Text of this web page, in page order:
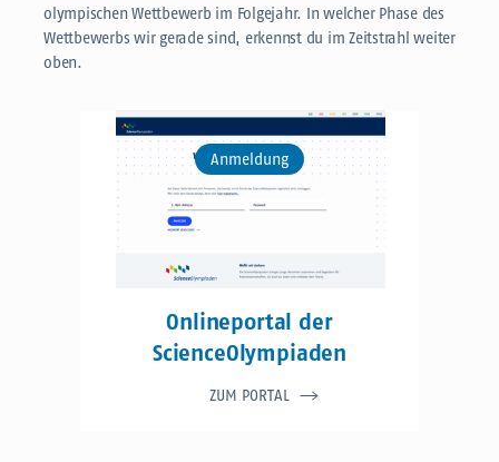
olympischen Wettbewerb im Folgejahr. In welcher Phase des
Wettbewerbs wir gerade sind, erkennst du im Zeitstrahl weiter
oben.
Anmeldung
Onlineportal der
ScienceOlympiaden
ZUM PORTAL